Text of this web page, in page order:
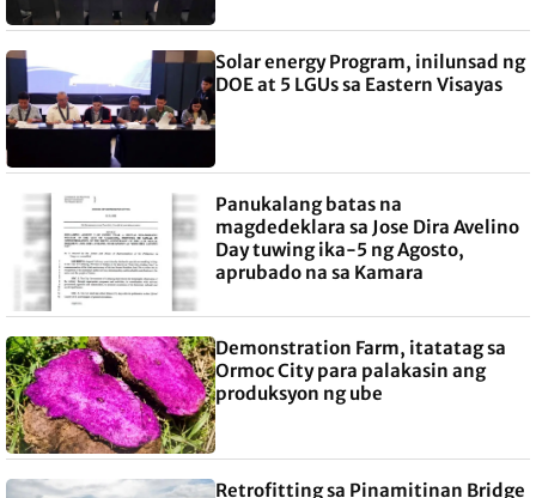
Solar energy Program, inilunsad ng
DOE at 5 LGUs sa Eastern Visayas
Panukalang batas na
magdedeklara sa Jose Dira Avelino
Day tuwing ika-5 ng Agosto,
aprubado na sa Kamara
Demonstration Farm, itatatag sa
Ormoc City para palakasin ang
produksyon ng ube
Retrofitting sa Pinamitinan Bridge